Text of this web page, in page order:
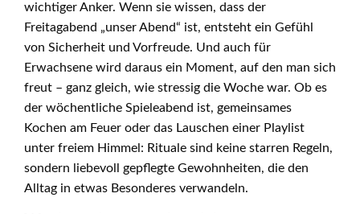
wichtiger Anker. Wenn sie wissen, dass der
Freitagabend „unser Abend“ ist, entsteht ein Gefühl
von Sicherheit und Vorfreude. Und auch für
Erwachsene wird daraus ein Moment, auf den man sich
freut – ganz gleich, wie stressig die Woche war. Ob es
der wöchentliche Spieleabend ist, gemeinsames
Kochen am Feuer oder das Lauschen einer Playlist
unter freiem Himmel: Rituale sind keine starren Regeln,
sondern liebevoll gepflegte Gewohnheiten, die den
Alltag in etwas Besonderes verwandeln.